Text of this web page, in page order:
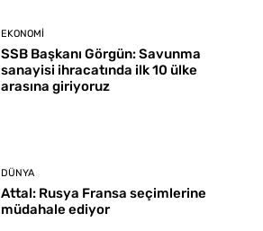
EKONOMI
SSB Başkanı Görgün: Savunma
sanayisi ihracatında ilk 10 ülke
arasına giriyoruz
DÜNYA
Attal: Rusya Fransa seçimlerine
müdahale ediyor